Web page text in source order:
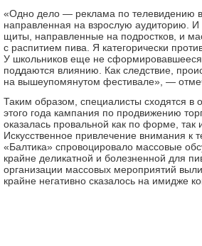
«Одно дело — реклама по телевидению в
направленная на взрослую аудиторию.
щиты, направленные на подростков, и
с распитием пива. Я категорически
У школьников еще не
поддаются влиянию. Как следствие,
на вышеупомянутом фестивале», —
Таким образом, специалисты сходятся
этого года кампания по продвижению
оказалась провальной как по форме, так
Искусственное привлечение внимания к
«Балтика» спровоцировало массовые
крайне деликатной и болезненной для
организации массовых мероприятий
крайне негативно сказалось на имидже